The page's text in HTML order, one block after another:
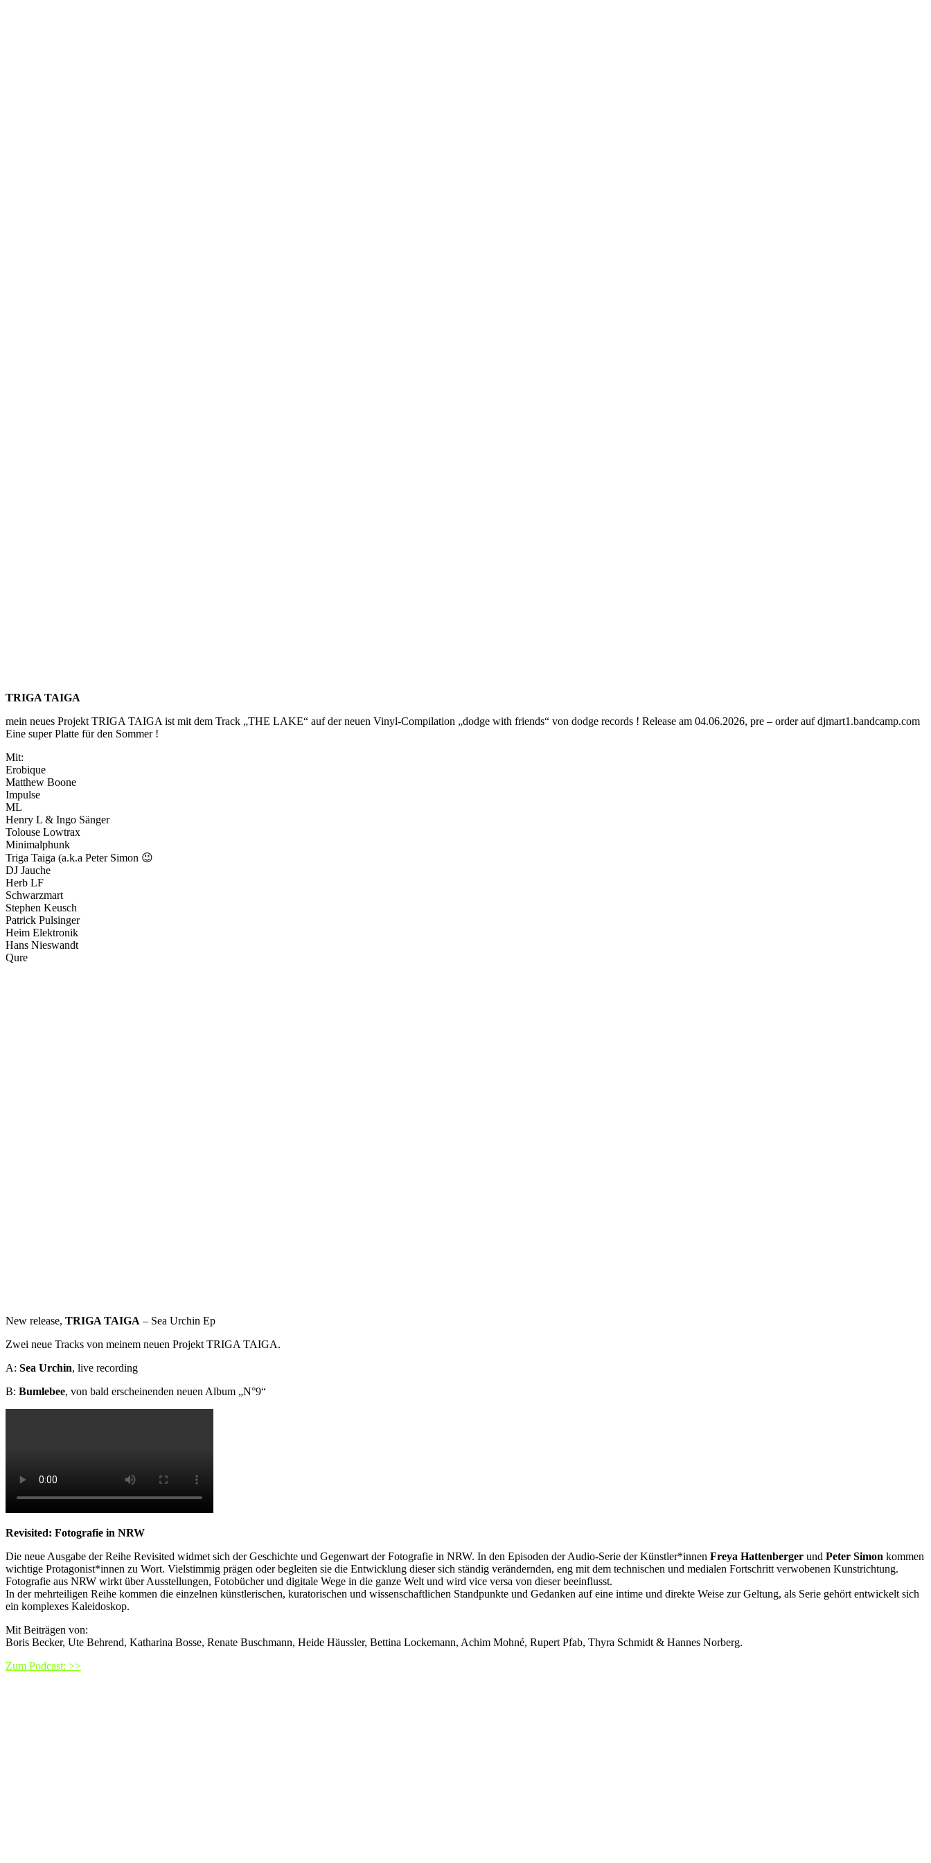
TRIGA TAIGA
mein neues Projekt TRIGA TAIGA ist mit dem Track „THE LAKE“ auf der neuen Vinyl-Compilation „dodge with friends“ von dodge records ! Release am 04.06.2026, pre – order auf djmart1.bandcamp.com
Eine super Platte für den Sommer !
Mit:
Erobique
Matthew Boone
Impulse
ML
Henry L & Ingo Sänger
Tolouse Lowtrax
Minimalphunk
Triga Taiga (a.k.a Peter Simon 😉
DJ Jauche
Herb LF
Schwarzmart
Stephen Keusch
Patrick Pulsinger
Heim Elektronik
Hans Nieswandt
Qure
New release, TRIGA TAIGA – Sea Urchin Ep
Zwei neue Tracks von meinem neuen Projekt TRIGA TAIGA.
A: Sea Urchin, live recording
B: Bumlebee, von bald erscheinenden neuen Album „N°9“
Revisited: Fotografie in NRW
Die neue Ausgabe der Reihe Revisited widmet sich der Geschichte und Gegenwart der Fotografie in NRW. In den Episoden der Audio-Serie der Künstler*innen Freya Hattenberger und Peter Simon kommen
wichtige Protagonist*innen zu Wort. Vielstimmig prägen oder begleiten sie die Entwicklung dieser sich ständig verändernden, eng mit dem technischen und medialen Fortschritt verwobenen Kunstrichtung.
Fotografie aus NRW wirkt über Ausstellungen, Fotobücher und digitale Wege in die ganze Welt und wird vice versa von dieser beeinflusst.
In der mehrteiligen Reihe kommen die einzelnen künstlerischen, kuratorischen und wissenschaftlichen Standpunkte und Gedanken auf eine intime und direkte Weise zur Geltung, als Serie gehört entwickelt sich
ein komplexes Kaleidoskop.
Mit Beiträgen von:
Boris Becker, Ute Behrend, Katharina Bosse, Renate Buschmann, Heide Häussler, Bettina Lockemann, Achim Mohné, Rupert Pfab, Thyra Schmidt & Hannes Norberg.
Zum Podcast: >>